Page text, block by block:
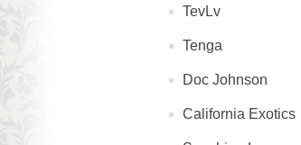
TevLv
Tenga
Doc Johnson
California Exotics